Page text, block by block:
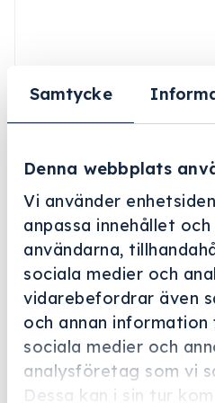
Samtycke
Denna webbplats
Vi använder
anpassa innehållet
användarna,
sociala medier och
vidarebefordrar även
och annan
sociala medier och
analysföretag som vi
Dessa kan i sin tur
Miele Professional
A 313
Artikelnummer: 11055970